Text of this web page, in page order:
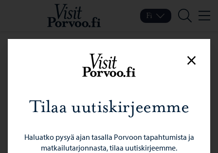
Visit Porvoo – Siirry
Vaihda kieltä
Nykyinen kieli: Suomi
Fi
Hae
Sulje
Tilaa uutiskirjeemme
Haluatko pysyä ajan tasalla Porvoon tapahtumista ja
matkailutarjonnasta, tilaa uutiskirjeemme.